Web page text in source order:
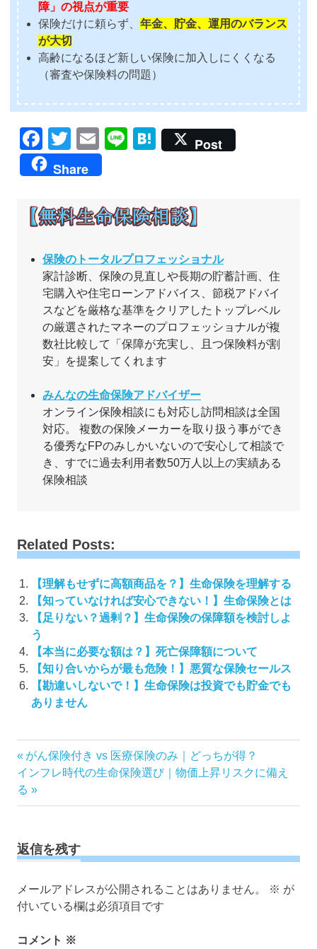
障」の視点が重要
保険だけに頼らず、 年金、貯金、運用のバランス
が大切
高齢になるほど新しい保険に加入しにくくなる
（審査や保険料の問題）
Facebook
TwitterEmailLineHatena
Post
Share
保険のトータルプロフェッショナル
家計診断、保険の見直しや長期の貯蓄計画、住
宅購入や住宅ローンアドバイス、節税アドバイ
スなどを厳格な基準をクリアしたトップレベル
の厳選されたマネーのプロフェッショナルが複
数社比較して「保障が充実し、且つ保険料が割
安」を提案してくれます
みんなの生命保険アドバイザー
オンライン保険相談にも対応し訪問相談は全国
対応。 複数の保険メーカーを取り扱う事ができ
る優秀なFPのみしかいないので安心して相談で
き、すでに過去利用者数50万人以上の実績ある
保険相談
Related Posts:
【理解もせずに高額商品を？】生命保険を理解する
【知っていなければ安心できない！】生命保険とは
【足りない？過剰？】生命保険の保障額を検討しよ
う
【本当に必要な額は？】死亡保障額について
【知り合いからが最も危険！】悪質な保険セールス
【勘違いしないで！】生命保険は投資でも貯金でも
ありません
投
稿
ナ
ビ
ー
ョ
ン
前
の
記
事:
がん保険付き vs 医療保険のみ｜どっちが得？
次
の
記
インフレ時代の生命保険選び｜物価上昇リスクに備え
る
返信を残す
メールアドレスが公開されることはありません。 ※ が
付いている欄は必須項目です
コメント ※